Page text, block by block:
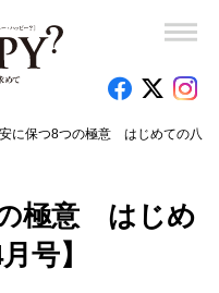
に保つ8つの極意 はじめての八
極意 はじめ
号】